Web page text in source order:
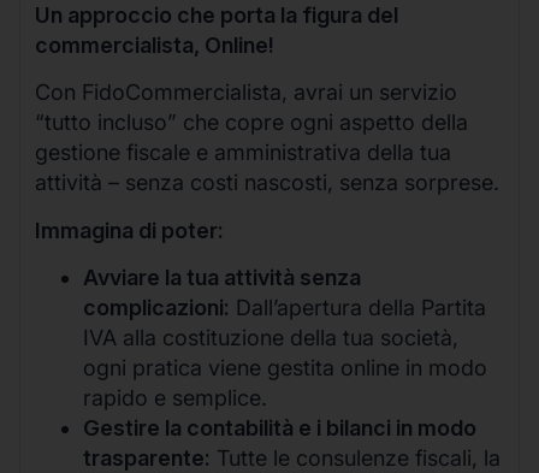
Un approccio che porta la figura del
commercialista, Online!
Con FidoCommercialista, avrai un servizio
“tutto incluso” che copre ogni aspetto della
gestione fiscale e amministrativa della tua
attività – senza costi nascosti, senza sorprese.
Immagina di poter:
Avviare la tua attività senza
complicazioni: Dall’apertura della Partita
IVA alla costituzione della tua società,
ogni pratica viene gestita online in modo
rapido e semplice.
Gestire la contabilità e i bilanci in modo
trasparente: Tutte le consulenze fiscali, la